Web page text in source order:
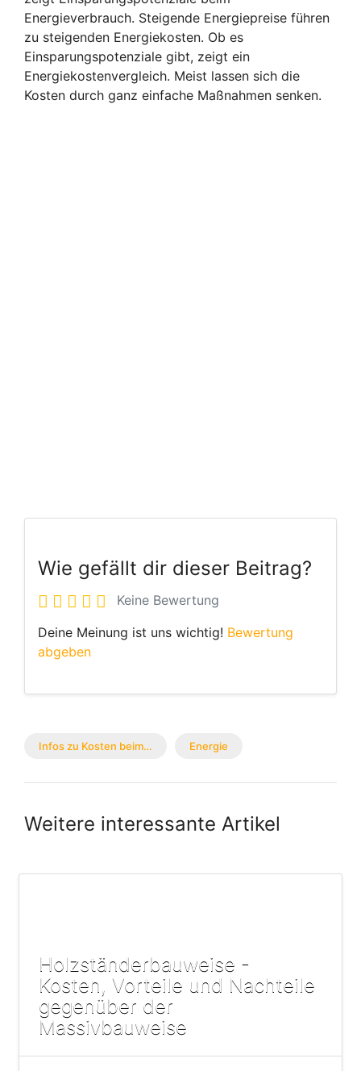
Energieverbrauch. Steigende Energiepreise führen
zu steigenden Energiekosten. Ob es
Einsparungspotenziale gibt, zeigt ein
Energiekostenvergleich. Meist lassen sich die
Kosten durch ganz einfache Maßnahmen senken.
Wie gefällt dir dieser Beitrag?
Keine Bewertung
Deine Meinung ist uns wichtig! Bewertung
abgeben
Infos zu Kosten beim… Energie
Weitere interessante Artikel
Holzständerbauweise -
Kosten, Vorteile und Nachteile
gegenüber der
Massivbauweise